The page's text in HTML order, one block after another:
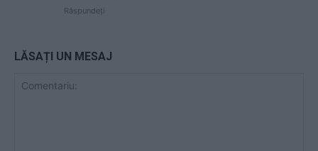
Răspundeți
LĂSAȚI UN MESAJ